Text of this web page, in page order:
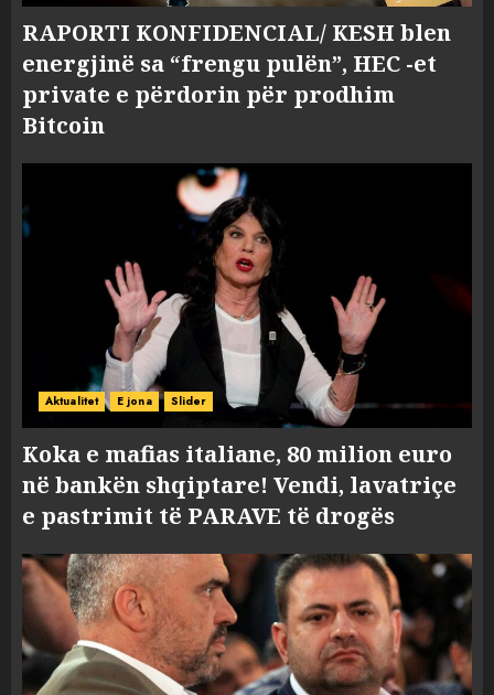
RAPORTI KONFIDENCIAL/ KESH blen
energjinë sa “frengu pulën”, HEC -et
private e përdorin për prodhim
Bitcoin
Aktualitet E jona Slider
Koka e mafias italiane, 80 milion euro
në bankën shqiptare! Vendi, lavatriçe
e pastrimit të PARAVE të drogës